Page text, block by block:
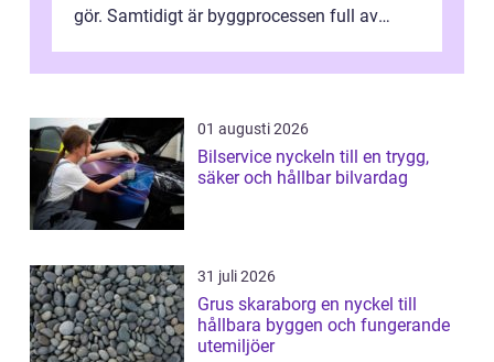
gör. Samtidigt är byggprocessen full av
01 augusti 2026
Bilservice nyckeln till en trygg,
säker och hållbar bilvardag
31 juli 2026
Grus skaraborg en nyckel till
hållbara byggen och fungerande
utemiljöer